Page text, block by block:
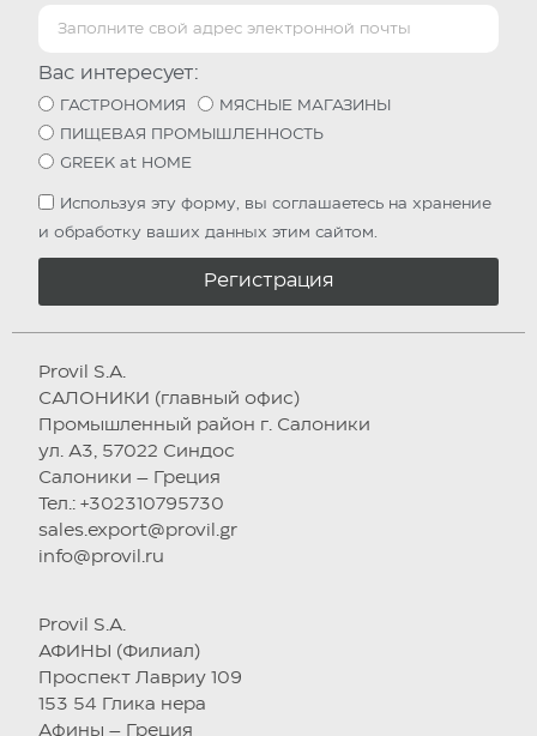
Вас интересует:
ГАСТРОНОМИЯ
МЯСНЫЕ МАГАЗИНЫ
ПИЩЕВАЯ ПРОМЫШЛЕННОСТЬ
GREEK at HOME
Используя эту форму, вы соглашаетесь на хранение
и обработку ваших данных этим сайтом.
Регистрация
Provil S.A.
САЛОНИКИ (главный офис)
Промышленный район г. Салоники
ул. А3, 57022 Синдос
Салоники – Греция
Тел.: +302310795730
sales.export@provil.gr
info@provil.ru
Provil S.A.
АФИНЫ (Филиал)
Проспект Лавриу 109
153 54 Глика нера
Афины – Греция